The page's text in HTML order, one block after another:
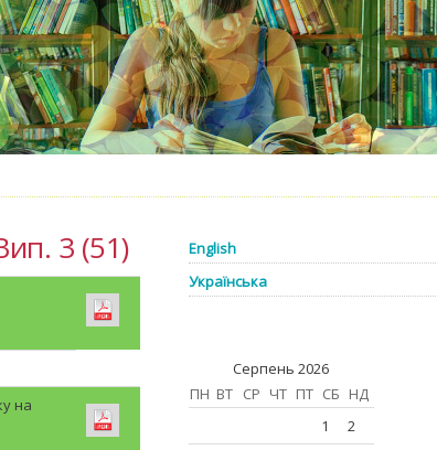
3 (51)
на
English
Українська
Серпень 2026
ПН ВТ СР ЧТ ПТ СБ НД
1
2